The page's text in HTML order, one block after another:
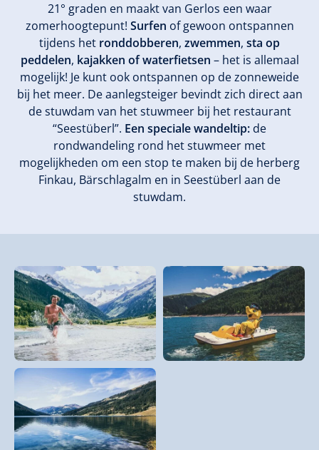
21° graden en maakt van Gerlos een waar
zomerhoogtepunt! Surfen of gewoon ontspannen
tijdens het ronddobberen, zwemmen, sta op
peddelen, kajakken of waterfietsen – het is allemaal
mogelijk! Je kunt ook ontspannen op de zonneweide
bij het meer. De aanlegsteiger bevindt zich direct aan
de stuwdam van het stuwmeer bij het restaurant
“Seestüberl”. Een speciale wandeltip: de
rondwandeling rond het stuwmeer met
mogelijkheden om een stop te maken bij de herberg
Finkau, Bärschlagalm en in Seestüberl aan de
stuwdam.